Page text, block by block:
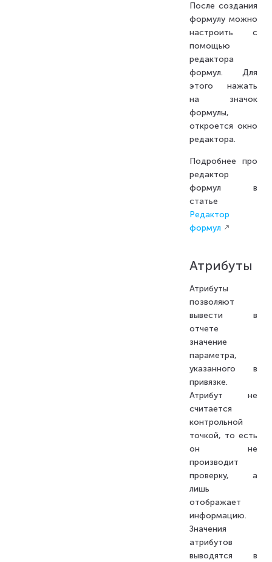
После создания
формулу можно
настроить с
помощью
редактора
формул. Для
этого нажать
на значок
формулы,
откроется окно
редактора.
Подробнее про
редактор
формул в
статье
Редактор
формул
Атрибуты
Атрибуты
позволяют
вывести в
отчете
значение
параметра,
указанного в
привязке.
Атрибут не
считается
контрольной
точкой, то есть
он не
производит
проверку, а
лишь
отображает
информацию.
Значения
атрибутов
выводятся в